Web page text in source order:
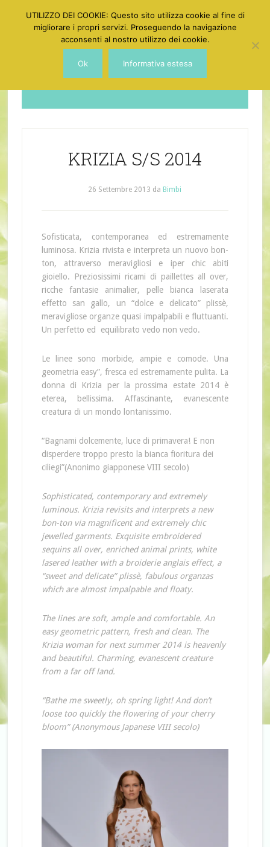
Dotgirl
KRIZIA S/S 2014
26 Settembre 2013 da Bimbi
Sofisticata, contemporanea ed estremamente
luminosa. Krizia rivista e interpreta un nuovo bon-
ton, attraverso meravigliosi e iper chic abiti
gioiello. Preziosissimi ricami di paillettes all over,
ricche fantasie animalier, pelle bianca laserata
effetto san gallo, un “dolce e delicato” plissè,
meravigliose organze quasi impalpabili e fluttuanti.
Un perfetto ed equilibrato vedo non vedo.
Le linee sono morbide, ampie e comode. Una
geometria easy”, fresca ed estremamente pulita. La
donna di Krizia per la prossima estate 2014 è
eterea, bellissima. Affascinante, evanescente
creatura di un mondo lontanissimo.
“Bagnami dolcemente, luce di primavera! E non
disperdere troppo presto la bianca fioritura dei
ciliegi”(Anonimo giapponese VIII secolo)
Sophisticated, contemporary and extremely
luminous. Krizia revisits and interprets a new
bon-ton via magnificent and extremely chic
jewelled garments. Exquisite embroidered
sequins all over, enriched animal prints, white
lasered leather with a broiderie anglais effect, a
“sweet and delicate” plissè, fabulous organzas
which are almost impalpable and floaty.
The lines are soft, ample and comfortable. An
easy geometric pattern, fresh and clean. The
Krizia woman for next summer 2014 is heavenly
and beautiful. Charming, evanescent creature
from a far off land.
“Bathe me sweetly, oh spring light! And don’t
loose too quickly the flowering of your cherry
bloom” (Anonymous Japanese VIII secolo)
UTILIZZO DEI COOKIE: Questo sito utilizza cookie al fine di
migliorare i propri servizi. Proseguendo la navigazione
acconsenti al nostro utilizzo dei cookie.
Ok Informativa estesa